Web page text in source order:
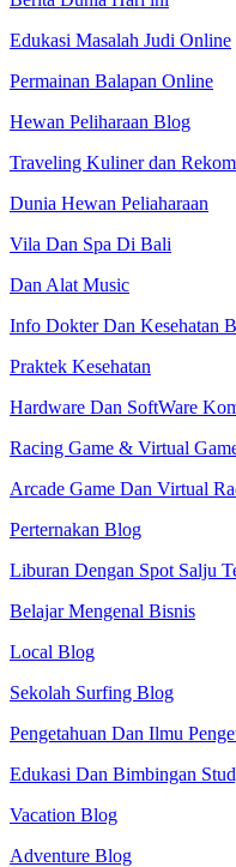
Edukasi Masalah Judi Online
Permainan Balapan Online
Hewan Peliharaan Blog
Traveling Kuliner dan
Dunia Hewan Peliaharaan
Vila Dan Spa Di Bali
Dan Alat Music
Info Dokter Dan Kesehatan
Praktek Kesehatan
Hardware Dan SoftWare
Racing Game & Virtual
Arcade Game Dan Virtual
Perternakan Blog
Liburan Dengan Spot Salju
Belajar Mengenal Bisnis
Local Blog
Sekolah Surfing Blog
Pengetahuan Dan Ilmu
Edukasi Dan Bimbingan
Vacation Blog
Adventure Blog